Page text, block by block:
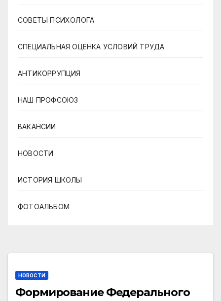
СОВЕТЫ ПСИХОЛОГА
СПЕЦИАЛЬНАЯ ОЦЕНКА УСЛОВИЙ ТРУДА
АНТИКОРРУПЦИЯ
НАШ ПРОФСОЮЗ
ВАКАНСИИ
НОВОСТИ
ИСТОРИЯ ШКОЛЫ
ФОТОАЛЬБОМ
НОВОСТИ
Формирование Федерального